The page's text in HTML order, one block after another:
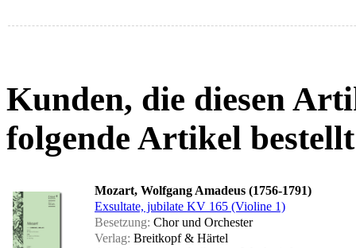
Kunden, die diesen
folgende Artikel
Mozart, Wolfgang Amadeus (1756-1791)
Exsultate, jubilate KV 165 (Violine 1)
Besetzung: Chor und Orchester
Verlag: Breitkopf & Härtel